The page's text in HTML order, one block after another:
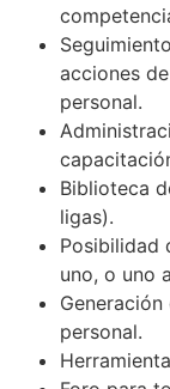
acciones
personal.
Biblioteca
ligas).
Posibilidad
uno, o uno
personal.